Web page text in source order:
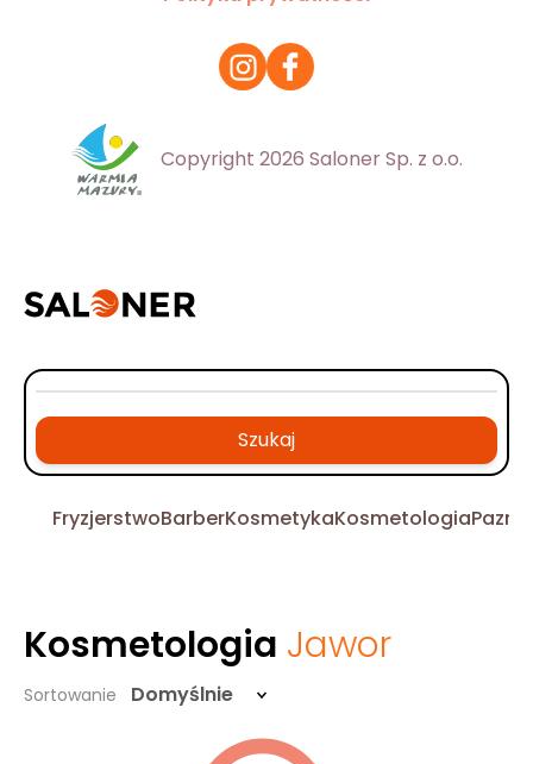
Copyright 2026 Saloner Sp. z o.o.
Szukaj
FryzjerstwoBarberKosmetykaKosmetologia
Kosmetologia Jawor
Sortowanie Domyślnie